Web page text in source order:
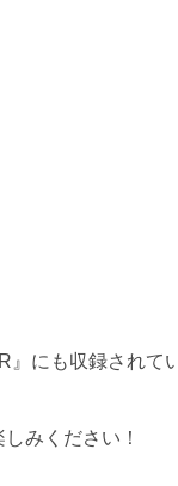
』にも収録されて
みください！